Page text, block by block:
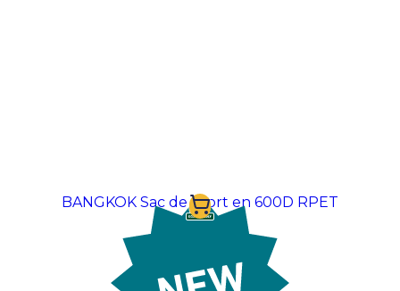
BANGKOK Sac de sport en 600D RPET